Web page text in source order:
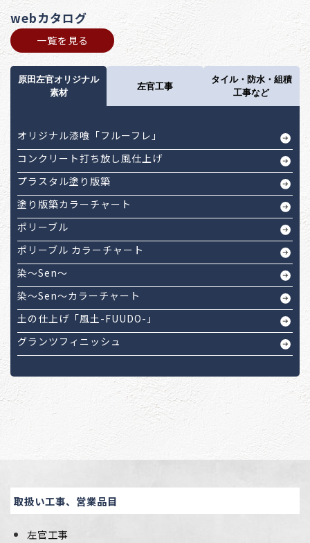
webカタログ
一覧を見る
原田左官オリジナル
素材
左官工事
タイル・防水・組積
工事など
オリジナル漆喰「フルーフレ」
コンクリート打ち放し風仕上げ
プラスタル塗り版築
塗り版築カラーチャート
ポリーブル
ポリーブル カラーチャート
染～Sen～
染～Sen～カラーチャート
土の仕上げ「風土-FUUDO-」
グランツフィニッシュ
取扱い工事、営業品目
左官工事